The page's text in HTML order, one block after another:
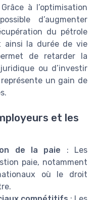
à l’optimisation
d’augmenter
du pétrole
ainsi la durée de vie
de retarder la
ou d’investir
un gain de
et les
de la paie : Les
paie, notamment
où le droit